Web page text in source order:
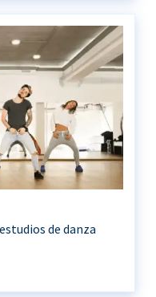
de danza